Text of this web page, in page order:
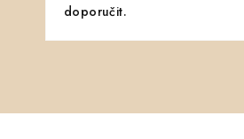
doporučit.